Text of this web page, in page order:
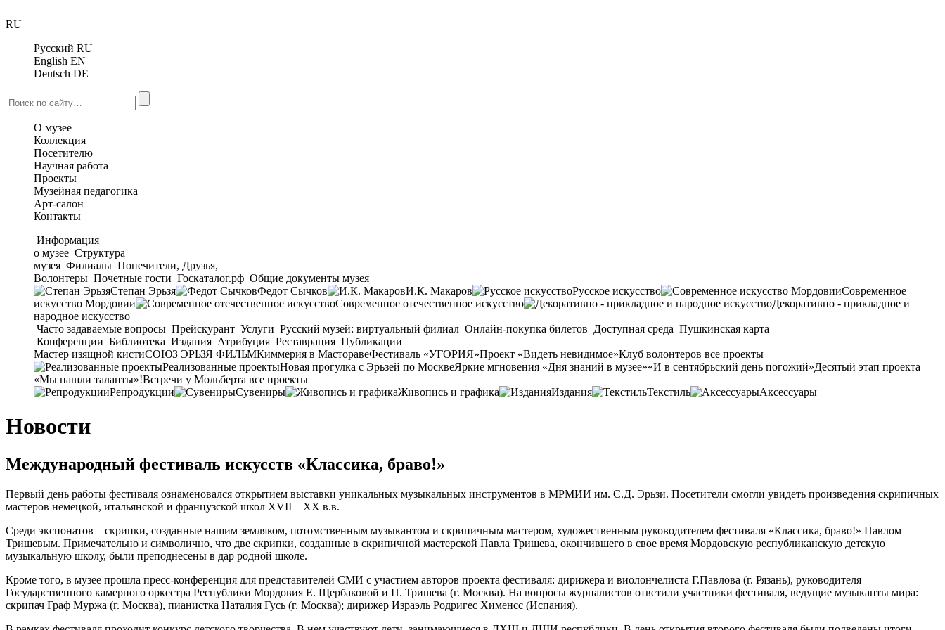
RU
Русский RU
English EN
Deutsch DE
О музее
Коллекция
Посетителю
Научная работа
Проекты
Музейная педагогика
Арт-салон
Контакты
Информация
о музее Структура
музея Филиалы Попечители, Друзья,
Волонтеры Почетные гости Госкаталог.рф Общие документы музея
Степан Эрьзя
Федот Сычков И.К. Макаров Русское искусство
Современное
искусство Мордовии
Современное отечественное искусство
Декоративно - прикладное и
народное искусство
Часто задаваемые вопросы Прейскурант Услуги Русский музей: виртуальный филиал Онлайн-покупка билетов Доступная среда Пушкинская карта
Конференции Библиотека Издания Атрибуция Реставрация Публикации
Мастер изящной кистиСОЮЗ ЭРЬЗЯ ФИЛЬМКиммерия в МасторавеФестиваль «УГОРИЯ»Проект «Видеть невидимое»Клуб волонтеров все проекты
Реализованные проектыНовая прогулка с Эрьзей по МосквеЯркие мгновения «Дня знаний в музее»«И в сентябрьский день погожий»Десятый этап проекта
«Мы нашли таланты»!Встречи у Мольберта все проекты
Репродукции
Сувениры Живопись и графика Издания Текстиль Аксессуары
Новости
Международный фестиваль искусств «Классика, браво!»
Первый день работы фестиваля ознаменовался открытием выставки уникальных музыкальных инструментов в МРМИИ им. С.Д. Эрьзи. Посетители смогли увидеть произведения скрипичных
мастеров немецкой, итальянской и французской школ XVII – XX в.в.
Среди экспонатов – скрипки, созданные нашим земляком, потомственным музыкантом и скрипичным мастером, художественным руководителем фестиваля «Классика, браво!» Павлом
Тришевым. Примечательно и символично, что две скрипки, созданные в скрипичной мастерской Павла Тришева, окончившего в свое время Мордовскую республиканскую детскую
музыкальную школу, были преподнесены в дар родной школе.
Кроме того, в музее прошла пресс-конференция для представителей СМИ с участием авторов проекта фестиваля: дирижера и виолончелиста Г.Павлова (г. Рязань), руководителя
Государственного камерного оркестра Республики Мордовия Е. Щербаковой и П. Тришева (г. Москва). На вопросы журналистов ответили участники фестиваля, ведущие музыканты мира:
скрипач Граф Муржа (г. Москва), пианистка Наталия Гусь (г. Москва); дирижер Израэль Родригес Хименсс (Испания).